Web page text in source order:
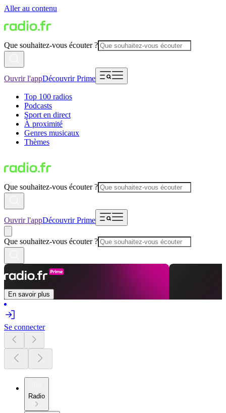
Aller au contenu
Que souhaitez-vous écouter ?
Ouvrir l'appDécouvrir Prime
Top 100 radios
Podcasts
Sport en direct
À proximité
Genres musicaux
Thèmes
Que souhaitez-vous écouter ?
Ouvrir l'appDécouvrir Prime
Que souhaitez-vous écouter ?
En savoir plus
Se connecter
Radio